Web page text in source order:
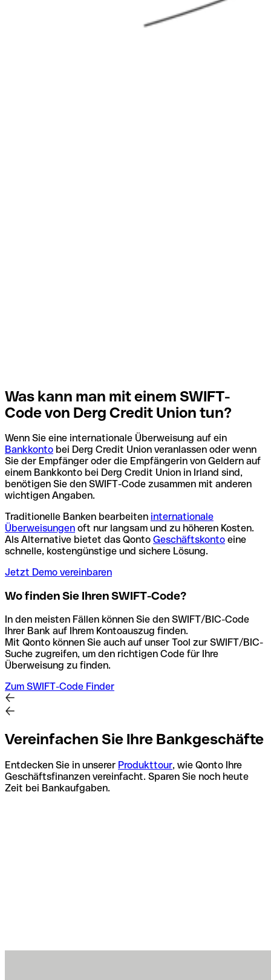
Was kann man mit einem SWIFT-
Code von Derg Credit Union tun?
Wenn Sie eine internationale Überweisung auf ein
Bankkonto bei Derg Credit Union veranlassen oder wenn
Sie der Empfänger oder die Empfängerin von Geldern auf
einem Bankkonto bei Derg Credit Union in Irland sind,
benötigen Sie den SWIFT-Code zusammen mit anderen
wichtigen Angaben.
Traditionelle Banken bearbeiten internationale
Überweisungen oft nur langsam und zu höheren Kosten.
Als Alternative bietet das Qonto Geschäftskonto eine
schnelle, kostengünstige und sichere Lösung.
Jetzt Demo vereinbaren
Wo finden Sie Ihren SWIFT-Code?
In den meisten Fällen können Sie den SWIFT/BIC-Code
Ihrer Bank auf Ihrem Kontoauszug finden.
Mit Qonto können Sie auch auf unser Tool zur SWIFT/BIC-
Suche zugreifen, um den richtigen Code für Ihre
Überweisung zu finden.
Zum SWIFT-Code Finder
Vereinfachen Sie Ihre Bankgeschäfte
Entdecken Sie in unserer Produkttour, wie Qonto Ihre
Geschäftsfinanzen vereinfacht. Sparen Sie noch heute
Zeit bei Bankaufgaben.